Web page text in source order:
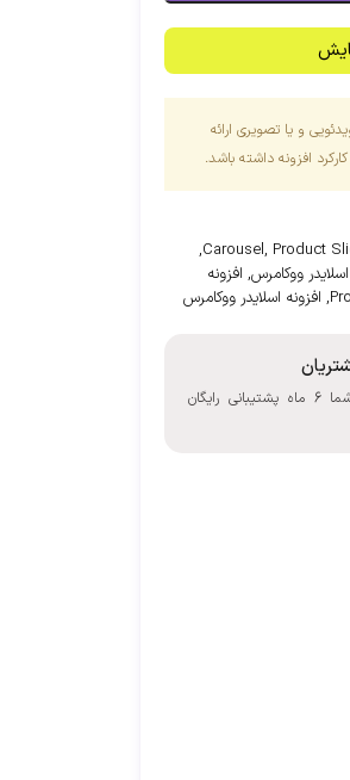
و یا تصویری ارائه
افزونه داشته باشد.
Carousel, Product
,
اسلایدر ووکامرس, افزونه
, افزونه اسلایدر ووکامرس
با خرید این محصول شما 6 ماه پشتیبانی رایگان